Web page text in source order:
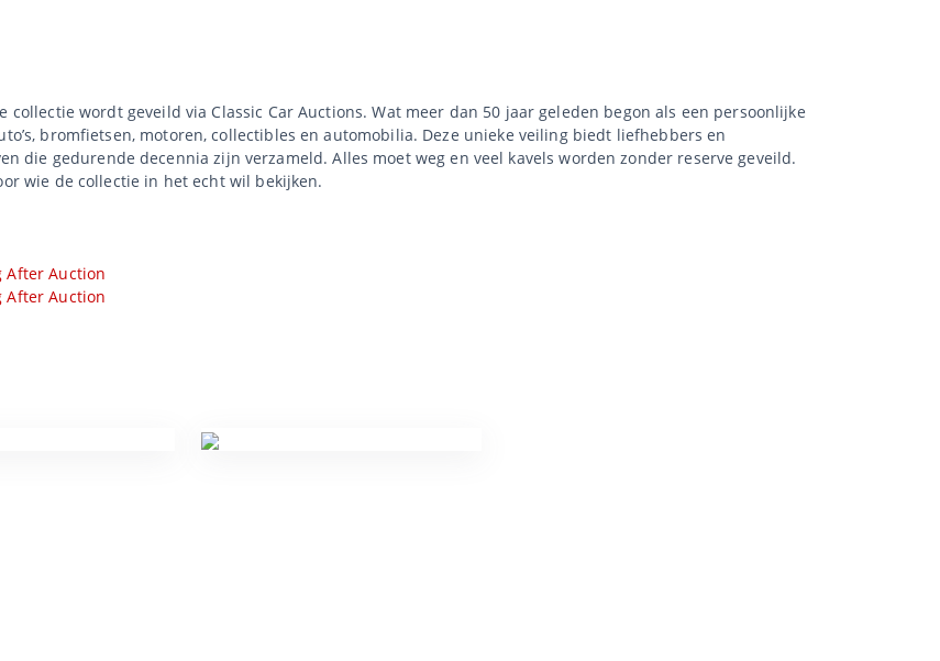
collectie wordt geveild via Classic Car Auctions. Wat meer dan 50 jaar geleden begon als een persoonlijke
bromfietsen, motoren, collectibles en automobilia. Deze unieke veiling biedt liefhebbers en
die gedurende decennia zijn verzameld. Alles moet weg en veel kavels worden zonder reserve geveild.
wie de collectie in het echt wil bekijken.
After Auction
After Auction